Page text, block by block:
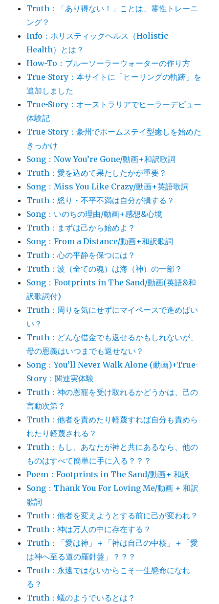
Truth：「あり得ない！」ことは、霊性トレーニ
ング？
Info：ホリスティックヘルス（Holistic
Health）とは？
How-To：ブルーソーラーウォーターの作り方
True-Story：本サイトに「ヒーリングの軌跡」を
追加しました
True-Story：オーストラリアでヒーラーデビュー
体験記
True-Story：豪州でホームステイ型癒しを始めた
きっかけ
Song：Now You’re Gone/動画+和訳歌詞
Truth：愛を込めて果たしたかが重要？
Song：Miss You Like Crazy/動画+英語歌詞
Truth：怒り・不平不満は自分が損する？
Song：いのちの理由/動画+感想&心境
Truth：まずは己から始めよ？
Song：From a Distance/動画+和訳歌詞
Truth：心の平静を保つには？
Truth：波（全ての魂）は海（神）の一部？
Song：Footprints in The Sand/動画(英語&和
訳歌詞付)
Truth：周りを気にせずにマイペースで進めばい
い？
Truth：どんな借金でも返せるかもしれないが、
母の恩義はいつまでも返せない？
Song：You’ll Never Walk Alone (動画)+True-
Story：関連実体験
Truth：神の恩寵を受け取れるかどうかは、己の
言動次第？
Truth：他者を責めたり軽蔑すれば自分も責めら
れたり軽蔑される？
Truth：もし、あなたが神と共にあるなら、他の
ものはすべて簡単に手に入る？？？
Poem：Footprints in The Sand/動画+ 和訳
Song：Thank You For Loving Me/動画 + 和訳
歌詞
Truth：他者を変えようとする前に己が変われ？
Truth：神は万人の中に存在する？
Truth：「愛は神」＋「神は自己の中核」＋「愛
は神へ至る道の羅針盤」？？？
Truth：永遠ではないからこそ一生懸命になれ
る？
Truth：蟻のようでいるとは？